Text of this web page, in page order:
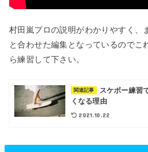
村田嵐プロの説明がわかりやすく、
と合わせた編集となっているのでこ
ら練習して下さい。
関連記事
スケボー練習
くなる理由
2021.10.22